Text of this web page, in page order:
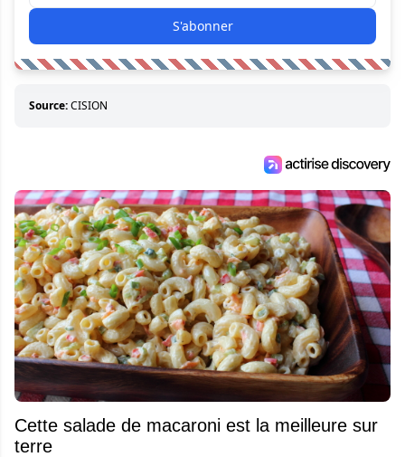
S'abonner
Source:CISION
Cette salade de macaroni est la meilleure sur
terre